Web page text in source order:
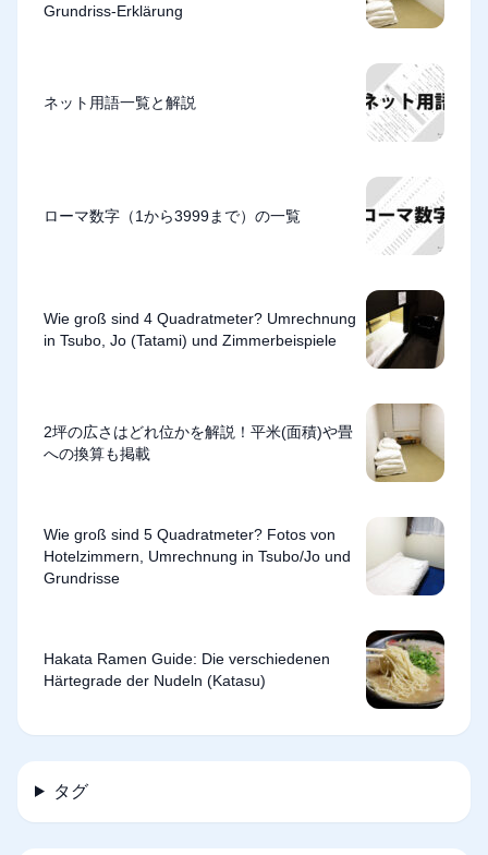
Grundriss-Erklärung
ネット用語一覧と解説
ローマ数字（1から3999まで）の一覧
Wie groß sind 4 Quadratmeter? Umrechnung
in Tsubo, Jo (Tatami) und Zimmerbeispiele
2坪の広さはどれ位かを解説！平米(面積)や畳
への換算も掲載
Wie groß sind 5 Quadratmeter? Fotos von
Hotelzimmern, Umrechnung in Tsubo/Jo und
Grundrisse
Hakata Ramen Guide: Die verschiedenen
Härtegrade der Nudeln (Katasu)
タグ